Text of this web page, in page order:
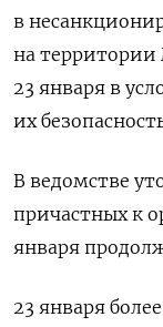
в
на территории
23 января в
их
В ведомстве
причастных к
января
23 января